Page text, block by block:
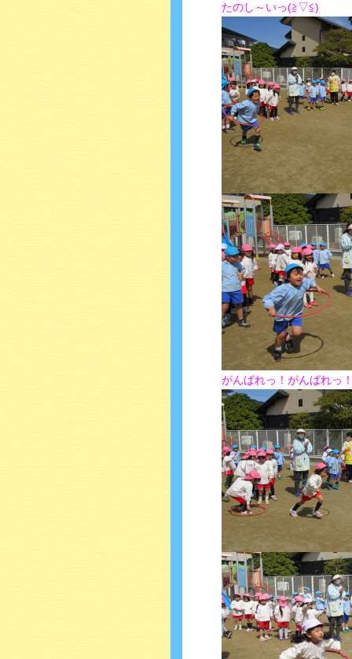
たのし～いっ(≧▽≦)
がんばれっ！がんばれっ